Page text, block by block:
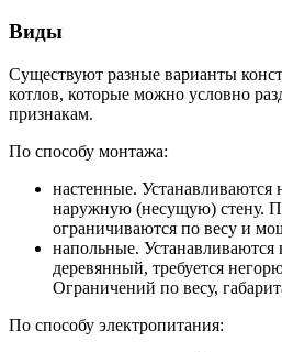
Виды
Существуют разные варианты
котлов, которые можно условно
признакам.
По способу монтажа:
настенные. Устанавливаются
наружную (несущую) стену.
ограничиваются по весу и
напольные. Устанавливаются
деревянный, требуется
Ограничений по весу,
По способу электропитания: